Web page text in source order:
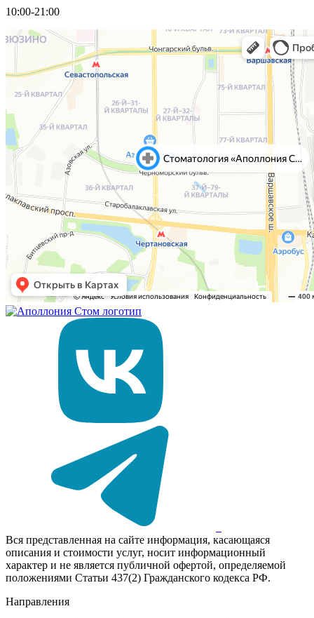
10:00-21:00
Вся представленная на сайте информация, касающаяся
описания и стоимости услуг, носит информационный
характер и не является публичной офертой, определяемой
положениями Статьи 437(2) Гражданского кодекса РФ.
Направления